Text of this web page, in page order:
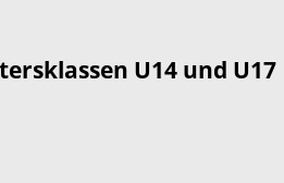
U14 und U17